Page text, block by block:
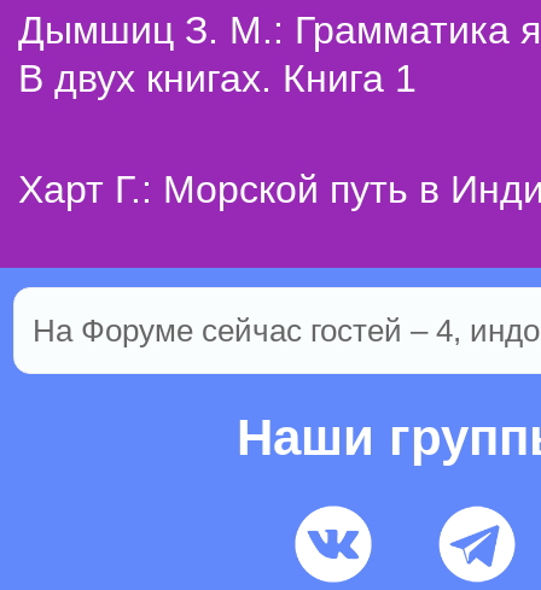
Дымшиц З. М.: Грамматика
В двух книгах. Книга 1
Харт Г.: Морской путь в
На Форуме сейчас гостей – 4,
Наши